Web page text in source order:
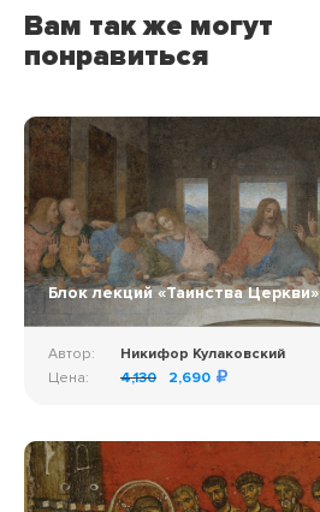
Вам так же могут
понравиться
Блок лекций «Таинства Церкви»
Автор:
Никифор Кулаковский
Цена:
4,130 2,690